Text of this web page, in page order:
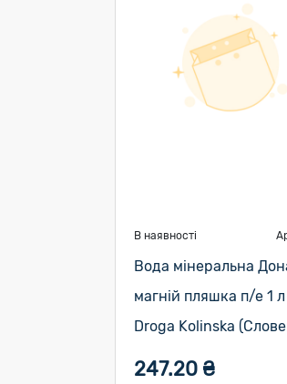
В наявності
Вода мінеральна
магній пляшка п/е 1 л
Droga Kolinska
247.20 ₴